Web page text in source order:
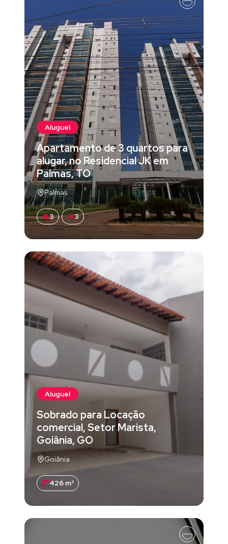
Aluguel
Apartamento de 3 quartos para
alugar, no Residencial JK em
Palmas, TO
Palmas
3 3
Aluguel
Sobrado para Locação
comercial, Setor Marista,
Goiânia, GO
Goiânia
426 m²